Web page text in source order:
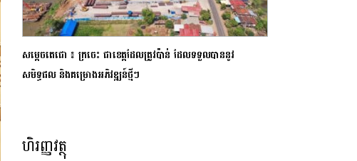
សម្ដេចតេជោ ៖ ក្រចេះ ជាខេត្តដែលត្រូវប៉ាន់ ដែលទទួលបាននូវ
សមិទ្ធផល និងគម្រោងអភិវឌ្ឍន៍ថ្មីៗ
ហិរញ្ញវត្ថុ